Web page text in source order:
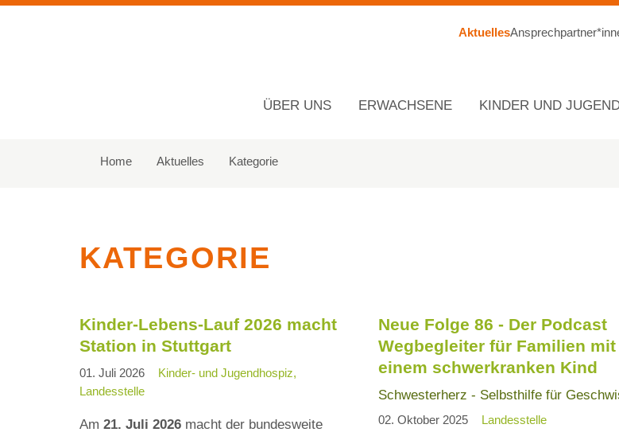
Aktuelles
Navigation
ÜBER UNS ERWACHSENE KINDER UND
Home Aktuelles Kategorie
KATEGORIE
Kinder-Lebens-Lauf 2026 macht
Station in Stuttgart
01. Juli 2026
Kinder- und Jugendhospiz
Landesstelle
Am 21. Juli 2026 macht der bundesweite
Neue Folge 86 - Der Podcast
Wegbegleiter für Familien mit
einem schwerkranken Kind
Schwesterherz - Selbsthilfe für
02. Oktober 2025 Landesstelle